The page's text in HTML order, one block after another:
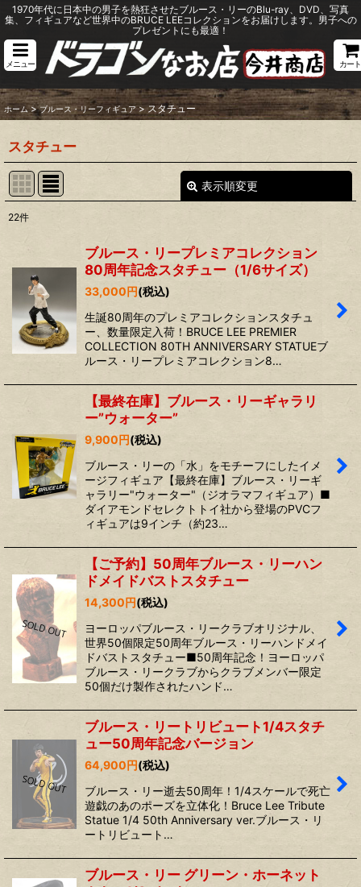
1970年代に日本中の男子を熱狂させたブルース・リーのBlu-ray、DVD、写真
集、フィギュアなど世界中のBRUCE LEEコレクションをお届けします。男子への
プレゼントにも最適！
メニュー カート
ホーム > ブルース・リーフィギュア > スタチュー
スタチュー
表示順変更
並び順
絞り込む
22件
ブルース・リープレミアコレクション
80周年記念スタチュー（1/6サイズ）
33,000円(税込)
生誕80周年のプレミアコレクションスタチュ
ー、数量限定入荷！BRUCE LEE PREMIER
COLLECTION 80TH ANNIVERSARY STATUEブ
ルース・リープレミアコレクション8…
【最終在庫】ブルース・リーギャラリ
ー”ウォーター”
9,900円(税込)
ブルース・リーの「水」をモチーフにしたイメ
ージフィギュア【最終在庫】ブルース・リーギ
ャラリー"ウォーター"（ジオラマフィギュア）■
ダイアモンドセレクトトイ社から登場のPVCフ
ィギュアは9インチ（約23…
【ご予約】50周年ブルース・リーハン
ドメイドバストスタチュー
14,300円(税込)
ヨーロッパブルース・リークラブオリジナル、
世界50個限定50周年ブルース・リーハンドメイ
ドバストスタチュー■50周年記念！ヨーロッパ
ブルース・リークラブからクラブメンバー限定
50個だけ製作されたハンド…
ブルース・リートリビュート1/4スタチ
ュー50周年記念バージョン
64,900円(税込)
ブルース・リー逝去50周年！1/4スケールで死亡
遊戯のあのポーズを立体化！Bruce Lee Tribute
Statue 1/4 50th Anniversary ver.ブルース・リ
ートリビュート…
ブルース・リー グリーン・ホーネット